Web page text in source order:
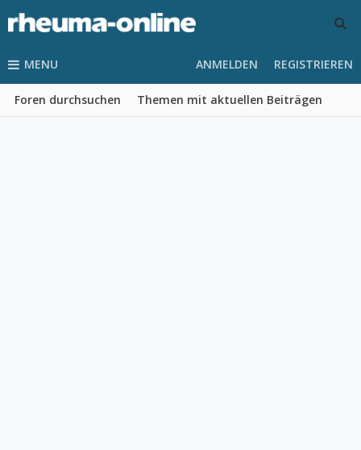
MENU
Foren durchsuchen Themen mit aktuellen Beiträgen
ANMELDEN REGISTRIEREN